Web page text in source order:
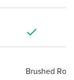
Brushed